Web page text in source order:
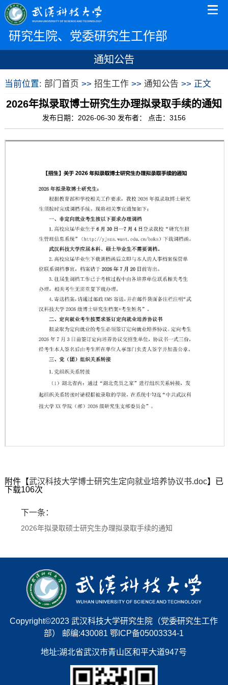
研究生院、党委研究生工作部
通知公告
当前位置: 部门首页 >> 招生工作 >> 通知公告 >> 正文
2026年拟录取博士研究生办理拟录取手续的通知
发布日期：2026-06-30 发布者： 点击： 3156
附件【武汉科技大学博士研究生定向就业培养协议书.doc】已
下载106次
下一条：
2026年拟录取硕士研究生办理拟录取手续的通知
Copyright©2023 武汉科技大学研究生院（党委研究生工作
部） 邮编:430081 鄂ICP备05003334-1
地址:湖北省武汉市青山区和平大道947号